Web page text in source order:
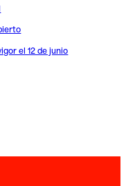
el 12 de junio